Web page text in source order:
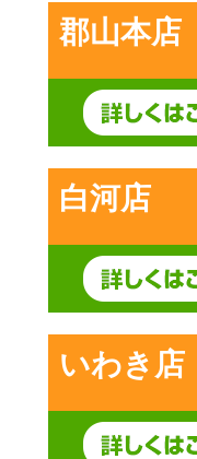
郡山本店
白河店
いわき店